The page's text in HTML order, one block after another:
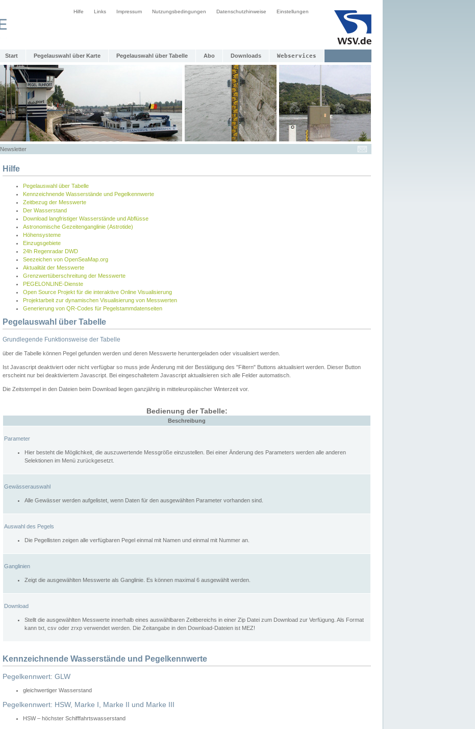
Hilfe Links Impressum Nutzungsbedingungen Datenschutzhinweise Einstellungen
Start Pegelauswahl über Karte Pegelauswahl über Tabelle Abo Downloads Webservices
Newsletter
Hilfe
Pegelauswahl über Tabelle
Kennzeichnende Wasserstände und Pegelkennwerte
Zeitbezug der Messwerte
Der Wasserstand
Download langfristiger Wasserstände und Abflüsse
Astronomische Gezeitenganglinie (Astrotide)
Höhensysteme
Einzugsgebiete
24h Regenradar DWD
Seezeichen von OpenSeaMap.org
Aktualität der Messwerte
Grenzwertüberschreitung der Messwerte
PEGELONLINE-Dienste
Open Source Projekt für die interaktive Online Visualisierung
Projektarbeit zur dynamischen Visualisierung von Messwerten
Generierung von QR-Codes für Pegelstammdatenseiten
Pegelauswahl über Tabelle
Grundlegende Funktionsweise der Tabelle
über die Tabelle können Pegel gefunden werden und deren Messwerte heruntergeladen oder visualisiert werden.
Ist Javascript deaktiviert oder nicht verfügbar so muss jede Änderung mit der Bestätigung des "Filtern" Buttons aktualisiert werden. Dieser Button
erscheint nur bei deaktiviertem Javascript. Bei eingeschaltetem Javascript aktualisieren sich alle Felder automatisch.
Die Zeitstempel in den Dateien beim Download liegen ganzjährig in mitteleuropäischer Winterzeit vor.
Bedienung der Tabelle:
Beschreibung
Parameter
Hier besteht die Möglichkeit, die auszuwertende Messgröße einzustellen. Bei einer Änderung des Parameters werden alle anderen
Selektionen im Menü zurückgesetzt.
Gewässerauswahl
Alle Gewässer werden aufgelistet, wenn Daten für den ausgewählten Parameter vorhanden sind.
Auswahl des Pegels
Die Pegellisten zeigen alle verfügbaren Pegel einmal mit Namen und einmal mit Nummer an.
Ganglinien
Zeigt die ausgewählten Messwerte als Ganglinie. Es können maximal 6 ausgewählt werden.
Download
Stellt die ausgewählten Messwerte innerhalb eines auswählbaren Zeitbereichs in einer Zip Datei zum Download zur Verfügung. Als Format
kann txt, csv oder zrxp verwendet werden. Die Zeitangabe in den Download-Dateien ist MEZ!
Kennzeichnende Wasserstände und Pegelkennwerte
Pegelkennwert: GLW
gleichwertiger Wasserstand
Pegelkennwert: HSW, Marke I, Marke II und Marke III
HSW – höchster Schifffahrtswasserstand